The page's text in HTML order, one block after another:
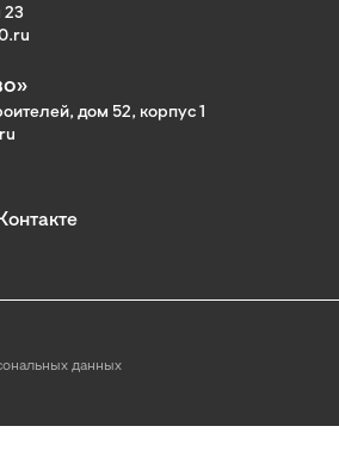
дом 52, корпус 1
данных